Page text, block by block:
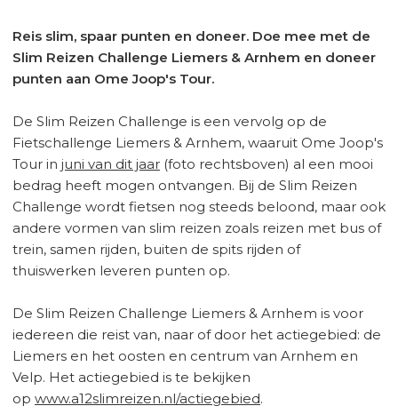
Reis slim, spaar punten en doneer. Doe mee met de
Slim Reizen Challenge Liemers & Arnhem en doneer
punten aan Ome Joop's Tour.
De Slim Reizen Challenge is een vervolg op de
Fietschallenge Liemers & Arnhem, waaruit Ome Joop's
Tour in juni van dit jaar (foto rechtsboven) al een mooi
bedrag heeft mogen ontvangen. Bij de Slim Reizen
Challenge wordt fietsen nog steeds beloond, maar ook
andere vormen van slim reizen zoals reizen met bus of
trein, samen rijden, buiten de spits rijden of
thuiswerken leveren punten op.
De Slim Reizen Challenge Liemers & Arnhem is voor
iedereen die reist van, naar of door het actiegebied: de
Liemers en het oosten en centrum van Arnhem en
Velp. Het actiegebied is te bekijken
op www.a12slimreizen.nl/actiegebied.